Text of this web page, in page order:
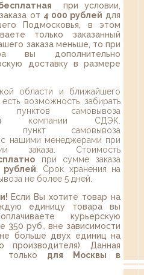
при условии,
от 4 000 рублей для
Подмосковья, в этом
только заказанный
заказа меньше, то при
вы дополнительно
доставку в размере
области и ближайшего
возможность забирать
самовывоза
компании СДЭК.
пункт самовывоза
с нашими менеджерами при
заказа. Стоимость
при сумме заказа
. Срок хранения на
не более 5 дней.
Если Вы хотите товар на
единицу товара вы
курьерскую
350 руб., вне зависимости
больше двух единиц на
Данная
только для Москвы в